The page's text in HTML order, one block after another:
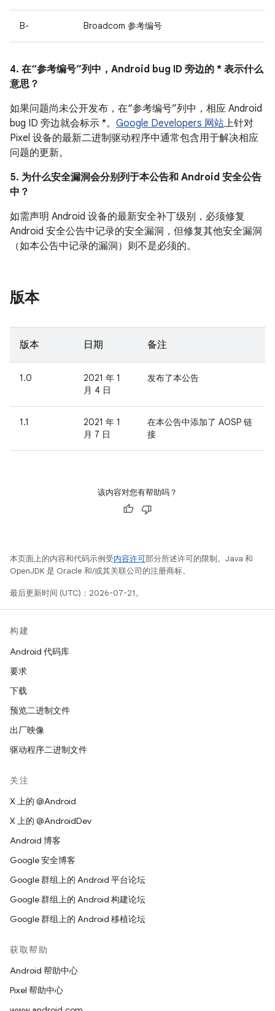
B- Broadcom 参考编号
4. 在“参考编号”列中，Android bug ID 旁边的 * 表示什么
意思？
如果问题尚未公开发布，在“参考编号”列中，相应 Android
bug ID 旁边就会标示 *。 Google Developers 网站上针对
Pixel 设备的最新二进制驱动程序中通常包含用于解决相应
问题的更新。
5. 为什么安全漏洞会分别列于本公告和 Android 安全公告
中？
如需声明 Android 设备的最新安全补丁级别，必须修复
Android 安全公告中记录的安全漏洞，但修复其他安全漏洞
（如本公告中记录的漏洞）则不是必须的。
版本
版本 日期 备注
1.0
2021 年 1
月 4 日
发布了本公告
1.1
2021 年 1
月 7 日
在本公告中添加了 AOSP 链
接
该内容对您有帮助吗？
本页面上的内容和代码示例受内容许可部分所述许可的限制。Java 和
OpenJDK 是 Oracle 和/或其关联公司的注册商标。
最后更新时间 (UTC)：2026-07-21。
构建
Android 代码库
要求
下载
预览二进制文件
出厂映像
驱动程序二进制文件
关注
X 上的 @Android
X 上的 @AndroidDev
Android 博客
Google 安全博客
Google 群组上的 Android 平台论坛
Google 群组上的 Android 构建论坛
Google 群组上的 Android 移植论坛
获取帮助
Android 帮助中心
Pixel 帮助中心